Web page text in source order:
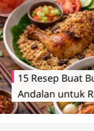
15 Resep Buat
Andalan untuk